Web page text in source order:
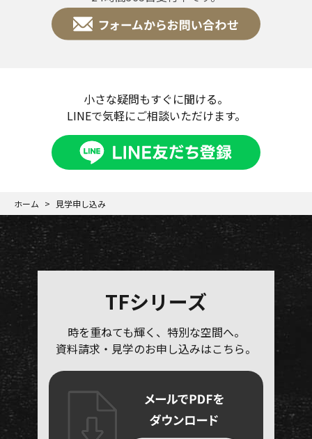
小さな疑問もすぐに聞ける。
LINEで気軽にご相談いただけます。
ホーム 見学申し込み
TFシリーズ
時を重ねても輝く、特別な空間へ。
資料請求・見学のお申し込みはこちら。